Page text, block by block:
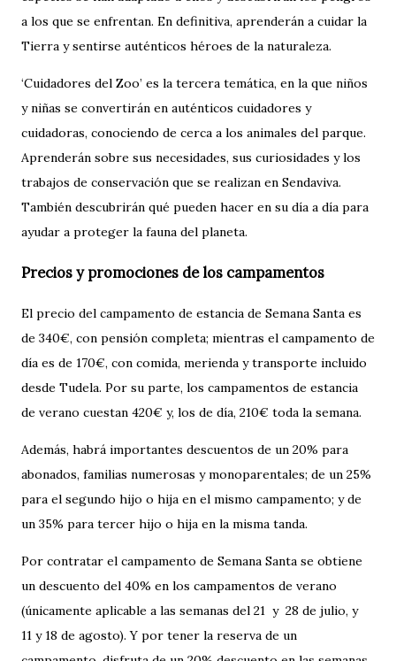
a los que se enfrentan. En definitiva, aprenderán a cuidar la
Tierra y sentirse auténticos héroes de la naturaleza.
‘Cuidadores del Zoo’ es la tercera temática, en la que niños
y niñas se convertirán en auténticos cuidadores y
cuidadoras, conociendo de cerca a los animales del parque.
Aprenderán sobre sus necesidades, sus curiosidades y los
trabajos de conservación que se realizan en Sendaviva.
También descubrirán qué pueden hacer en su día a día para
ayudar a proteger la fauna del planeta.
Precios y promociones de los campamentos
El precio del campamento de estancia de Semana Santa es
de 340€, con pensión completa; mientras el campamento de
día es de 170€, con comida, merienda y transporte incluido
desde Tudela. Por su parte, los campamentos de estancia
de verano cuestan 420€ y, los de día, 210€ toda la semana.
Además, habrá importantes descuentos de un 20% para
abonados, familias numerosas y monoparentales; de un 25%
para el segundo hijo o hija en el mismo campamento; y de
un 35% para tercer hijo o hija en la misma tanda.
Por contratar el campamento de Semana Santa se obtiene
un descuento del 40% en los campamentos de verano
(únicamente aplicable a las semanas del 21 y 28 de julio, y
11 y 18 de agosto). Y por tener la reserva de un